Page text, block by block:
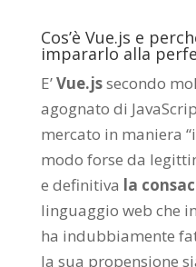
Cos’è Vue.js e
impararlo alla
E’Vue.jssecondo
agognato di
mercato in maniera
modo forse da
e definitiva la
linguaggio web che
ha indubbiamente
la sua propensione